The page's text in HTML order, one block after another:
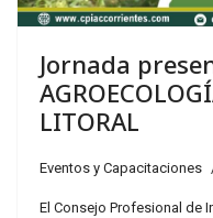
Jornada
LITORAL
Eventos y Capacitaciones
El Consejo Profesional de